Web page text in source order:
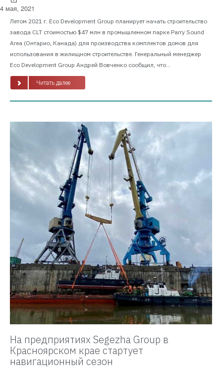
4 мая, 2021
Летом 2021 г. Eco Development Group планирует начать строительство
завода CLT стоимостью $47 млн в промышленном парке Parry Sound
Area (Онтарио, Канада) для производства комплектов домов для
использования в жилищном строительстве. Генеральный менеджер
Eco Development Group Андрей Вовченко сообщил, что...
Читать далее
На предприятиях Segezha Group в
Красноярском крае стартует
навигационный сезон